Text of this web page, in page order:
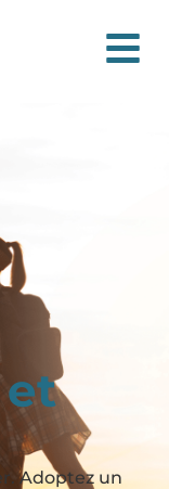
Adoptez un